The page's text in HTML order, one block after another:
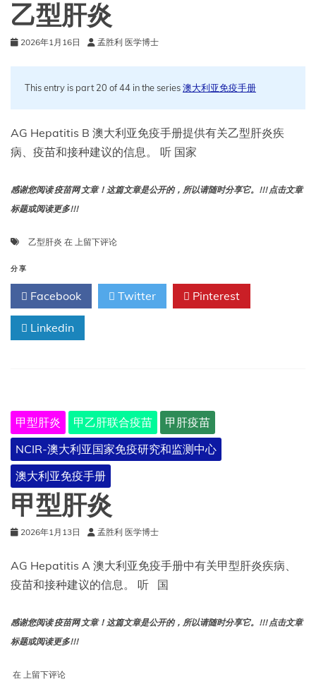
乙型肝炎
2026年1月16日 孟胜利 医学博士
This entry is part 20 of 44 in the series澳大利亚免疫手册
AG Hepatitis B 澳大利亚免疫手册提供有关乙型肝炎疾
病、疫苗和接种建议的信息。 听 国家
感谢您阅读 疫苗网 文章！这篇文章是公开的，所以请随时分享它。!!! 点击文章
标题或阅读更多!!!
乙型肝炎 在 乙
炎
上留下评论
分享
Facebook Twitter Pinterest
Linkedin
甲型肝炎 甲乙肝联合疫苗
甲肝疫苗
NCIR-澳大利亚国家免疫研究和监测中心
澳大利亚免疫手册
甲型肝炎
2026年1月13日 孟胜利 医学博士
AG Hepatitis A 澳大利亚免疫手册中有关甲型肝炎疾病、
疫苗和接种建议的信息。 听 国
感谢您阅读 疫苗网 文章！这篇文章是公开的，所以请随时分享它。!!! 点击文章
标题或阅读更多!!!
在 甲
上留下评论